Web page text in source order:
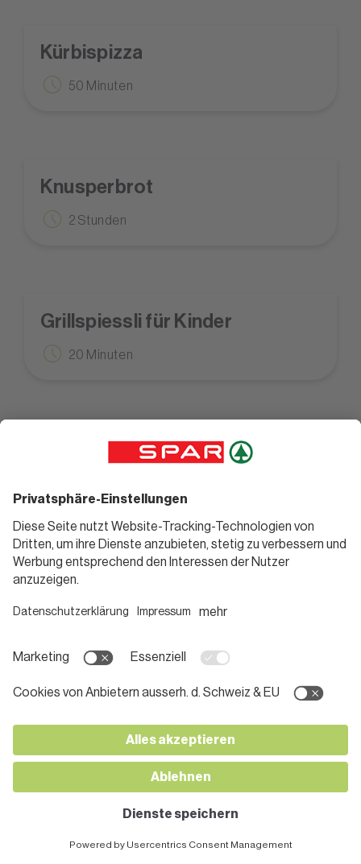
Kürbispizza
50 Minuten
Knusperbrot
2 Stunden
Grillspiessli für Kinder
20 Minuten
Würstchen im Blätterteigmantel
Glace am Stiel
Pasta auf hausgemachter
Kräuter-Tomatensauce